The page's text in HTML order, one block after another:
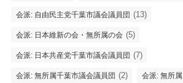
会派: 自由民主党千葉市議会議員団 (13)
会派: 日本維新の会・無所属の会 (5)
会派: 日本共産党千葉市議会議員団 (7)
会派: 無所属千葉市議会議員団 (2) 会派: 無所属